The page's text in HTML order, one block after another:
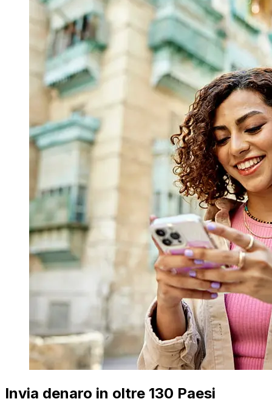
Invia denaro in oltre 130 Paesi